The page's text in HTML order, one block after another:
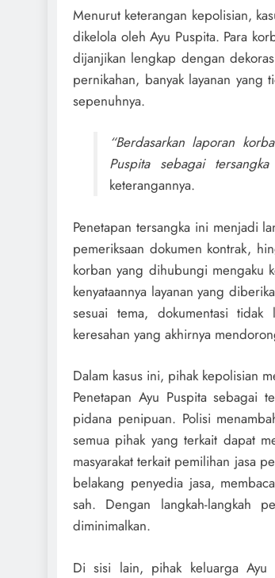
Menurut keterangan kepolisian,
dikelola oleh Ayu Puspita. Para
dijanjikan lengkap dengan
pernikahan, banyak layanan yang
sepenuhnya.
“Berdasarkan laporan
Puspita sebagai
keterangannya.
Penetapan tersangka ini menjadi
pemeriksaan dokumen kontrak,
korban yang dihubungi mengaku
kenyataannya layanan yang
sesuai tema, dokumentasi
keresahan yang akhirnya
Dalam kasus ini, pihak kepolisian
Penetapan Ayu Puspita sebagai
pidana penipuan. Polisi
semua pihak yang terkait dapat
masyarakat terkait pemilihan jasa
belakang penyedia jasa,
sah. Dengan langkah-langkah
diminimalkan.
Di sisi lain, pihak keluarga Ayu